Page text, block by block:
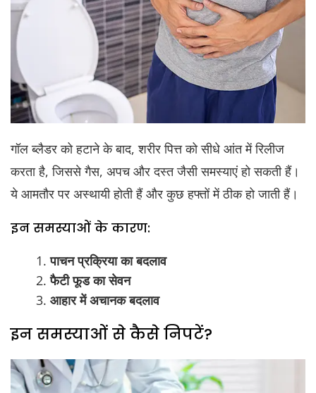
गॉल ब्लैडर को हटाने के बाद, शरीर पित्त को सीधे आंत में रिलीज
करता है, जिससे गैस, अपच और दस्त जैसी समस्याएं हो सकती हैं।
ये आमतौर पर अस्थायी होती हैं और कुछ हफ्तों में ठीक हो जाती हैं।
इन समस्याओं के कारण:
पाचन प्रक्रिया का बदलाव
फैटी फूड का सेवन
आहार में अचानक बदलाव
इन समस्याओं से कैसे निपटें?